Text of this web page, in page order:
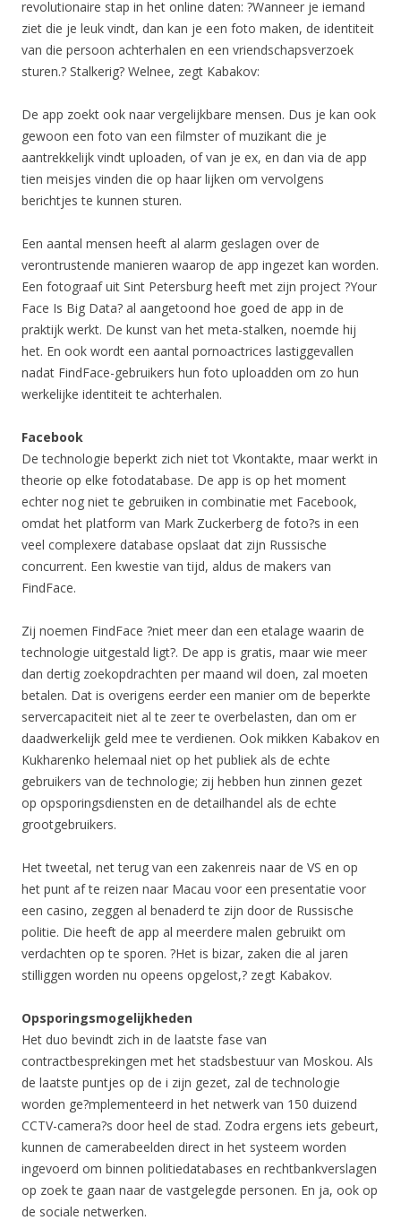
revolutionaire stap in het online daten: ?Wanneer je iemand
ziet die je leuk vindt, dan kan je een foto maken, de identiteit
van die persoon achterhalen en een vriendschapsverzoek
sturen.? Stalkerig? Welnee, zegt Kabakov:
De app zoekt ook naar vergelijkbare mensen. Dus je kan ook
gewoon een foto van een filmster of muzikant die je
aantrekkelijk vindt uploaden, of van je ex, en dan via de app
tien meisjes vinden die op haar lijken om vervolgens
berichtjes te kunnen sturen.
Een aantal mensen heeft al alarm geslagen over de
verontrustende manieren waarop de app ingezet kan worden.
Een fotograaf uit Sint Petersburg heeft met zijn project ?Your
Face Is Big Data? al aangetoond hoe goed de app in de
praktijk werkt. De kunst van het meta-stalken, noemde hij
het. En ook wordt een aantal pornoactrices lastiggevallen
nadat FindFace-gebruikers hun foto uploadden om zo hun
werkelijke identiteit te achterhalen.
Facebook
De technologie beperkt zich niet tot Vkontakte, maar werkt in
theorie op elke fotodatabase. De app is op het moment
echter nog niet te gebruiken in combinatie met Facebook,
omdat het platform van Mark Zuckerberg de foto?s in een
veel complexere database opslaat dat zijn Russische
concurrent. Een kwestie van tijd, aldus de makers van
FindFace.
Zij noemen FindFace ?niet meer dan een etalage waarin de
technologie uitgestald ligt?. De app is gratis, maar wie meer
dan dertig zoekopdrachten per maand wil doen, zal moeten
betalen. Dat is overigens eerder een manier om de beperkte
servercapaciteit niet al te zeer te overbelasten, dan om er
daadwerkelijk geld mee te verdienen. Ook mikken Kabakov en
Kukharenko helemaal niet op het publiek als de echte
gebruikers van de technologie; zij hebben hun zinnen gezet
op opsporingsdiensten en de detailhandel als de echte
grootgebruikers.
Het tweetal, net terug van een zakenreis naar de VS en op
het punt af te reizen naar Macau voor een presentatie voor
een casino, zeggen al benaderd te zijn door de Russische
politie. Die heeft de app al meerdere malen gebruikt om
verdachten op te sporen. ?Het is bizar, zaken die al jaren
stilliggen worden nu opeens opgelost,? zegt Kabakov.
Opsporingsmogelijkheden
Het duo bevindt zich in de laatste fase van
contractbesprekingen met het stadsbestuur van Moskou. Als
de laatste puntjes op de i zijn gezet, zal de technologie
worden ge?mplementeerd in het netwerk van 150 duizend
CCTV-camera?s door heel de stad. Zodra ergens iets gebeurt,
kunnen de camerabeelden direct in het systeem worden
ingevoerd om binnen politiedatabases en rechtbankverslagen
op zoek te gaan naar de vastgelegde personen. En ja, ook op
de sociale netwerken.